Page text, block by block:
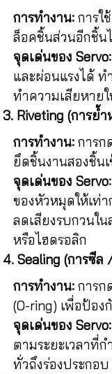
การทำงาน: การใ
ล็อคชิ้นส่วนอีกชิ้น
จุดเด่นของ Servo:
และผ่อนแรงได้
ทำความเสียหาย
3. Riveting (การย้
การทำงาน: การก
ยึดชิ้นงานสองชิ้น
จุดเด่นของ Servo:
ของหัวหมุดให้เท่
ลดเสียงรบกวนใ
หรือไฮดรอลิก
4. Sealing (การซี
การทำงาน: การก
(O-ring) เพื่อป้อง
จุดเด่นของ Servo:
ตามระยะเวลาที่
ทั่วถึงร่องประกอบ